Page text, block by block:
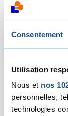
Consentement
Utilisation
Nous et nos
personnelles,
technologies
votre
répondre à vos
intéresse, je
Je vous
Bonne journée.
Répondre